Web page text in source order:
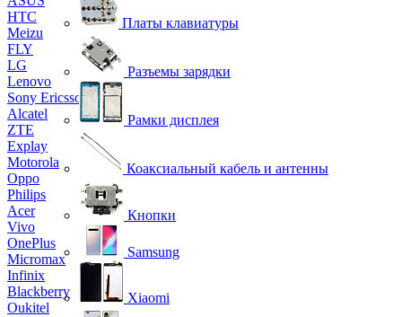
HTC
Meizu
FLY
LG
Lenovo
Sony Ericsson
Alcatel
ZTE
Explay
Motorola
Oppo
Philips
Acer
Vivo
OnePlus
Micromax
Infinix
Blackberry
Oukitel
Платы клавиатуры
Разъемы зарядки
Рамки дисплея
Коаксиальный кабель и антенны
Кнопки
Samsung
Xiaomi